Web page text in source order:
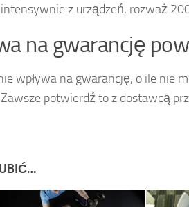
z urządzeń, rozważ
na gwarancję
wpływa na gwarancję, o ile nie
potwierdź to z dostawcą